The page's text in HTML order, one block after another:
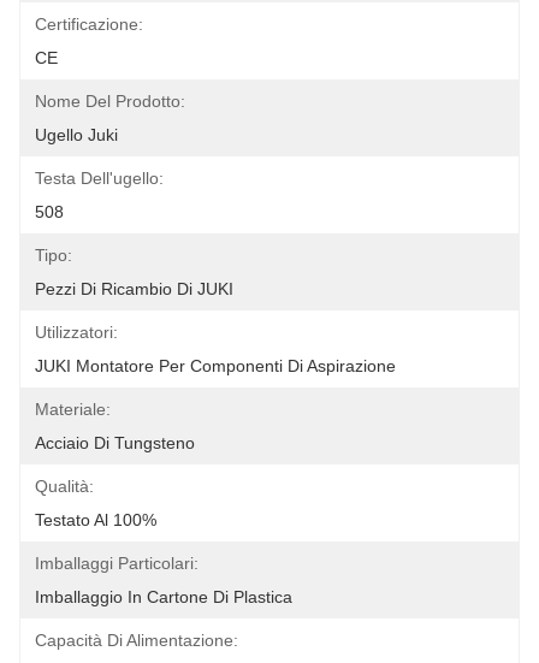
Certificazione:
CE
Nome Del Prodotto:
Ugello Juki
Testa Dell'ugello:
508
Tipo:
Pezzi Di Ricambio Di JUKI
Utilizzatori:
JUKI Montatore Per Componenti Di Aspirazione
Materiale:
Acciaio Di Tungsteno
Qualità:
Testato Al 100%
Imballaggi Particolari:
Imballaggio In Cartone Di Plastica
Capacità Di Alimentazione: